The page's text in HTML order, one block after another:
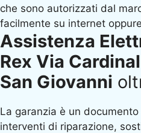
che sono autorizzati dal
facilmente su internet
Assistenza
Rex Via
San Giovanni
La garanzia è un
interventi di riparazione,